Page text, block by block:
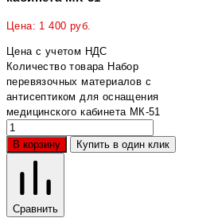
Цена: 1 400 руб.
Цена с учетом НДС
Количество товара Набор
перевязочных материалов с
антисептиком для оснащения
медицинского кабинета МК-51
В корзину Купить в один клик
Сравнить